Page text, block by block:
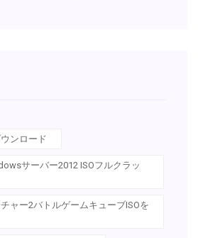
ンロード
サーバー2012 ISOフルクラッ
ャー2バトルゲームキューブISOを